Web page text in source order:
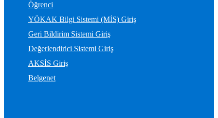
Öğrenci
YÖKAK Bilgi Sistemi (MİS) Giriş
Geri Bildirim Sistemi Giriş
Değerlendirici Sistemi Giriş
AKSİS Giriş
Belgenet